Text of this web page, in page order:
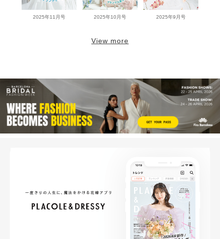
2025年11月号 2025年10月号 2025年9月号
View more